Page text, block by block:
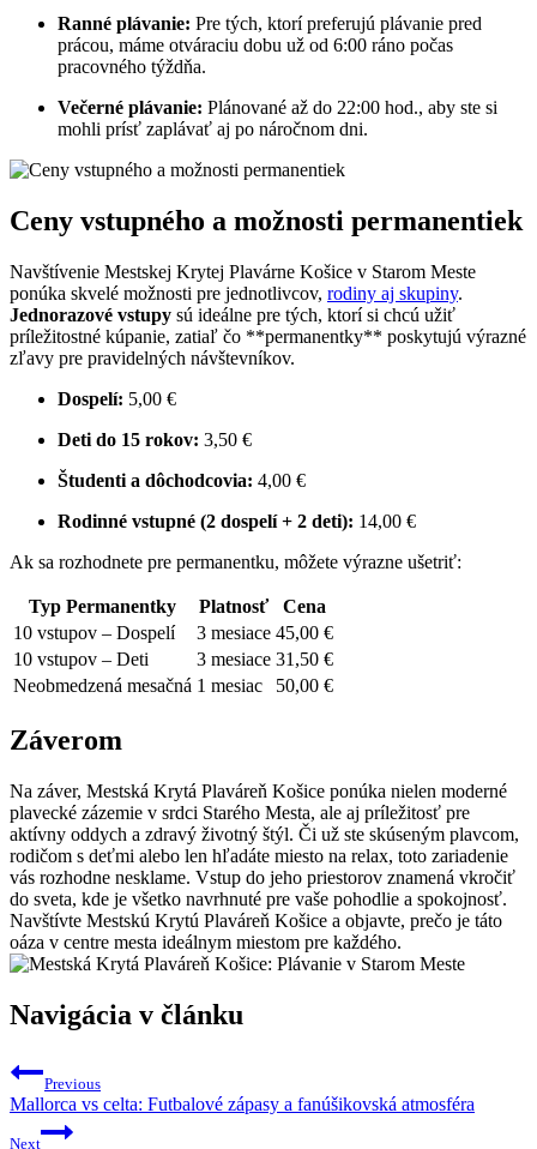
Ranné plávanie: Pre tých, ktorí preferujú plávanie pred
prácou, máme otváraciu dobu už od 6:00 ráno počas
pracovného týždňa.
Večerné plávanie: Plánované až do 22:00 hod., aby ste si
mohli prísť zaplávať aj po náročnom dni.
Ceny vstupného a možnosti permanentiek
Navštívenie Mestskej Krytej Plavárne Košice v Starom Meste
ponúka skvelé možnosti pre jednotlivcov, rodiny aj skupiny.
Jednorazové vstupy sú ideálne pre tých, ktorí si chcú užiť
príležitostné kúpanie, zatiaľ čo **permanentky** poskytujú výrazné
zľavy pre pravidelných návštevníkov.
Dospelí: 5,00 €
Deti do 15 rokov: 3,50 €
Študenti a dôchodcovia: 4,00 €
Rodinné vstupné (2 dospelí + 2 deti): 14,00 €
Ak sa rozhodnete pre permanentku, môžete výrazne ušetriť:
Typ Permanentky Platnosť
Cena
10 vstupov – Dospelí
3 mesiace 45,00 €
10 vstupov – Deti
3 mesiace 31,50 €
Neobmedzená mesačná 1 mesiac 50,00 €
Záverom
Na záver, Mestská Krytá Plaváreň Košice ponúka nielen moderné
plavecké zázemie v srdci Starého Mesta, ale aj príležitosť pre
aktívny oddych a zdravý životný štýl. Či už ste skúseným plavcom,
rodičom s deťmi alebo len hľadáte miesto na relax, toto zariadenie
vás rozhodne nesklame. Vstup do jeho priestorov znamená vkročiť
do sveta, kde je všetko navrhnuté pre vaše pohodlie a spokojnosť.
Navštívte Mestskú Krytú Plaváreň Košice a objavte, prečo je táto
oáza v centre mesta ideálnym miestom pre každého.
Navigácia v článku
Previous
Mallorca vs celta: Futbalové zápasy a fanúšikovská atmosféra
Next